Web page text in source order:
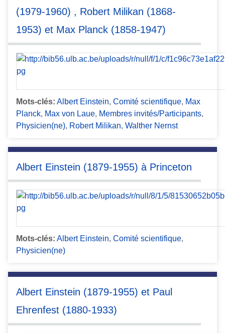
(1979-1960) , Robert Milikan (1868-
1953) et Max Planck (1858-1947)
Mots-clés: Albert Einstein, Comité scientifique, Max
Planck, Max von Laue, Membres invités/Participants,
Physicien(ne), Robert Milikan, Walther Nernst
Albert Einstein (1879-1955) à Princeton
Mots-clés: Albert Einstein, Comité scientifique,
Physicien(ne)
Albert Einstein (1879-1955) et Paul
Ehrenfest (1880-1933)